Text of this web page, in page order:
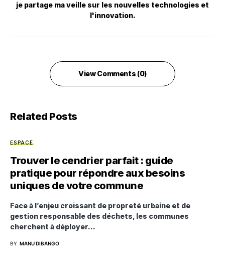
je partage ma veille sur les nouvelles technologies et
l'innovation.
View Comments (0)
Related Posts
ESPACE
Trouver le cendrier parfait : guide
pratique pour répondre aux besoins
uniques de votre commune
Face à l’enjeu croissant de propreté urbaine et de
gestion responsable des déchets, les communes
cherchent à déployer…
BY MANU DIBANGO